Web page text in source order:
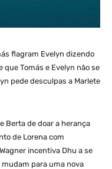
flagram Evelyn dizendo
que Tomás e Evelyn não se
pede desculpas a Marlete
Berta de doar a herança
de Lorena com
incentiva Dhu a se
mudam para uma nova